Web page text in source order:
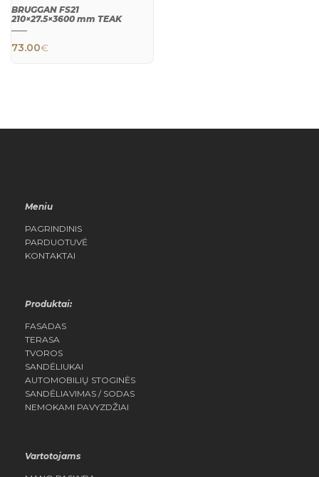
BRUGGAN FS21
210×27.5×3600 mm TEAK
73.00€
Meniu
PAGRINDINIS
PARDUOTUVĖ
KONTAKTAI
Produktai:
FASADAS
TERASA
TVOROS
SANDĖLIUKAI
AUTOMOBILIŲ STOGINĖS
SANDĖLIAVIMAS / SODAS
NEMOKAMI PAVYZDŽIAI
Vartotojams